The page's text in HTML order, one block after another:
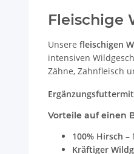
Fleischige
Unsere fleischigen
intensiven
Zähne, Zahnfleisch
Vorteile auf einen
100% Hirsch –
Kräftiger